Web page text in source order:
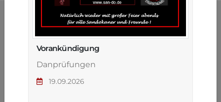
Vorankündigung
Danprüfungen
19.09.2026